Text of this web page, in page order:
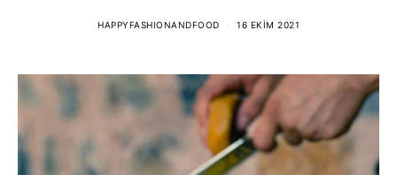
HAPPYFASHIONANDFOOD 16 EKIM 2021